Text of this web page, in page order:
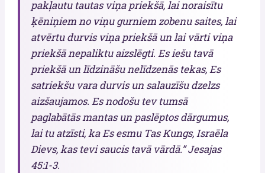
pakļautu tautas viņa priekšā, lai noraisītu
ķēniņiem no viņu gurniem zobenu saites, lai
atvērtu durvis viņa priekšā un lai vārti viņa
priekšā nepaliktu aizslēgti. Es iešu tavā
priekšā un līdzināšu nelīdzenās tekas, Es
satriekšu vara durvis un salauzīšu dzelzs
aizšaujamos. Es nodošu tev tumsā
paglabātās mantas un paslēptos dārgumus,
lai tu atzīsti, ka Es esmu Tas Kungs, Israēla
Dievs, kas tevi saucis tavā vārdā.” Jesajas
45:1-3.